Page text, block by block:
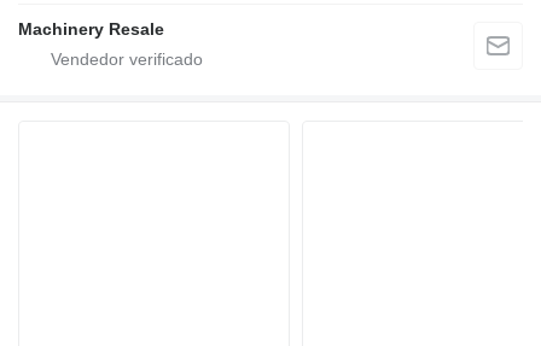
Machinery Resale